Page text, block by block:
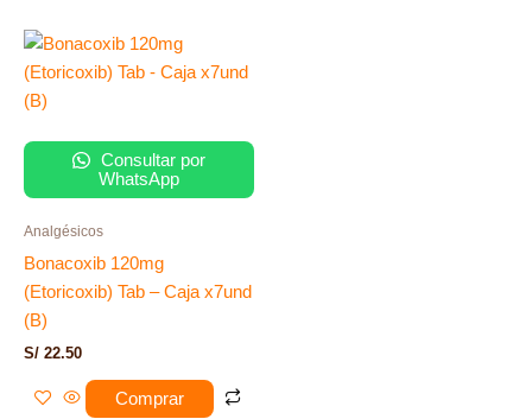
Consultar por
WhatsApp
Analgésicos
Bonacoxib 120mg
(Etoricoxib) Tab – Caja x7und
(B)
S/ 22.50
Comprar